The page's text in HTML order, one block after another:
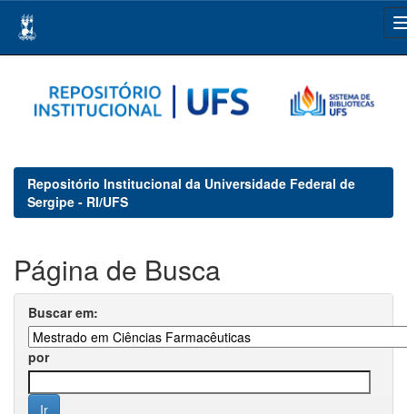
navigation
Repositório Institucional da Universidade Federal de
Sergipe - RI/UFS
Página de Busca
Buscar em:
por